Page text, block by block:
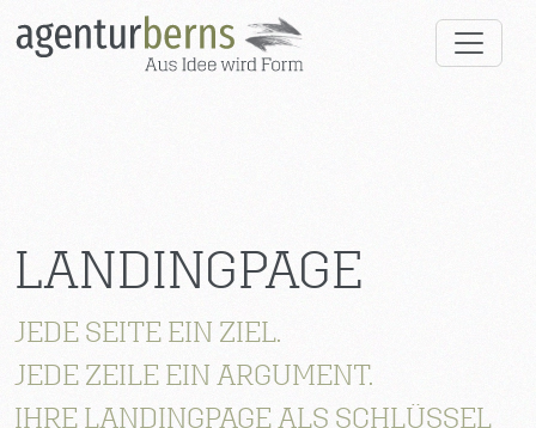
LANDINGPAGE
JEDE SEITE EIN ZIEL.
JEDE ZEILE EIN ARGUMENT.
IHRE LANDINGPAGE ALS SCHLÜSSEL